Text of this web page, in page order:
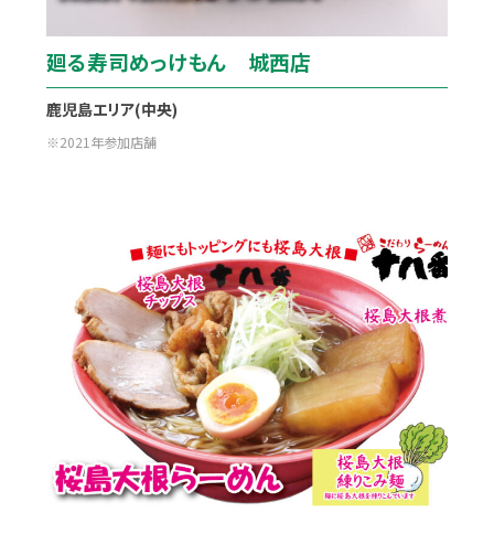
廻る寿司めっけもん 城西店
鹿児島エリア(中央)
2021年参加店舗